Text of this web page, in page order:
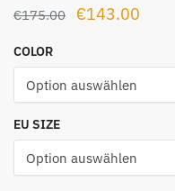
€175.00
Ursprünglicher
€175.00
€143.00
COLOR
EU SIZE